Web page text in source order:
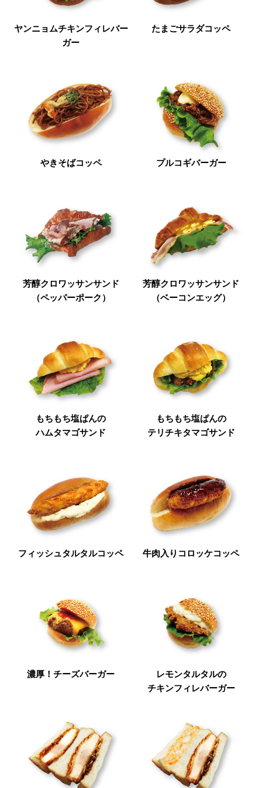
ヤンニョムチキンフィレバー
ガー
たまごサラダコッペ
やきそばコッペ プルコギバーガー
芳醇クロワッサンサンド
（ペッパーポーク）
芳醇クロワッサンサンド
（ベーコンエッグ）
もちもち塩ぱんの
ハムタマゴサンド
もちもち塩ぱんの
テリチキタマゴサンド
フィッシュタルタルコッペ 牛肉入りコロッケコッペ
濃厚！チーズバーガー
レモンタルタルの
チキンフィレバーガー